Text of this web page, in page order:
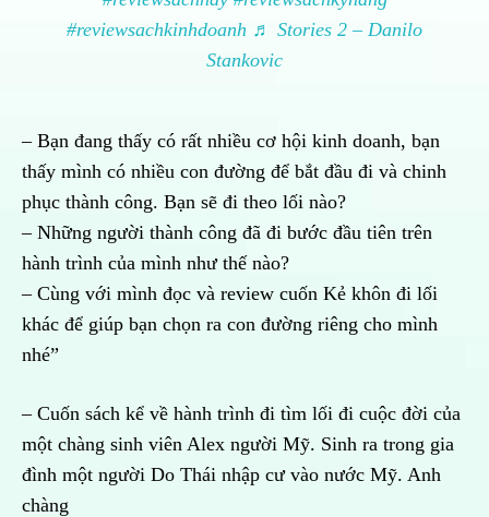
#reviewsachkinhdoanh ♬ Stories 2 – Danilo
Stankovic
– Bạn đang thấy có rất nhiều cơ hội kinh doanh, bạn
thấy mình có nhiều con đường để bắt đầu đi và chinh
phục thành công. Bạn sẽ đi theo lối nào?
– Những người thành công đã đi bước đầu tiên trên
hành trình của mình như thế nào?
– Cùng với mình đọc và review cuốn Kẻ khôn đi lối
khác để giúp bạn chọn ra con đường riêng cho mình
nhé”
– Cuốn sách kể về hành trình đi tìm lối đi cuộc đời của
một chàng sinh viên Alex người Mỹ. Sinh ra trong gia
đình một người Do Thái nhập cư vào nước Mỹ. Anh
chàng